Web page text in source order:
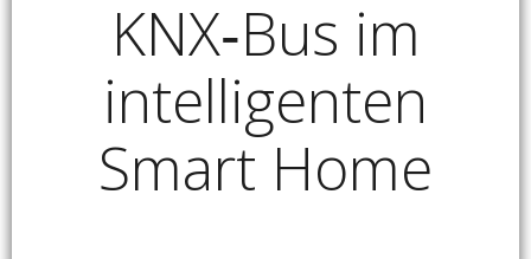
KNX‑Bus im
intelligenten
Smart Home